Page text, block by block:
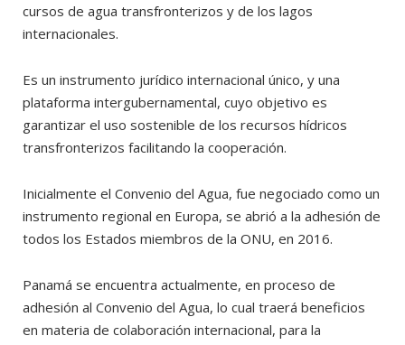
cursos de agua transfronterizos y de los lagos
internacionales.
Es un instrumento jurídico internacional único, y una
plataforma intergubernamental, cuyo objetivo es
garantizar el uso sostenible de los recursos hídricos
transfronterizos facilitando la cooperación.
Inicialmente el Convenio del Agua, fue negociado como un
instrumento regional en Europa, se abrió a la adhesión de
todos los Estados miembros de la ONU, en 2016.
Panamá se encuentra actualmente, en proceso de
adhesión al Convenio del Agua, lo cual traerá beneficios
en materia de colaboración internacional, para la